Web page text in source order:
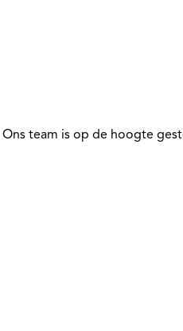
team is op de hoogte